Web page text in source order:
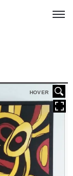
HOVER